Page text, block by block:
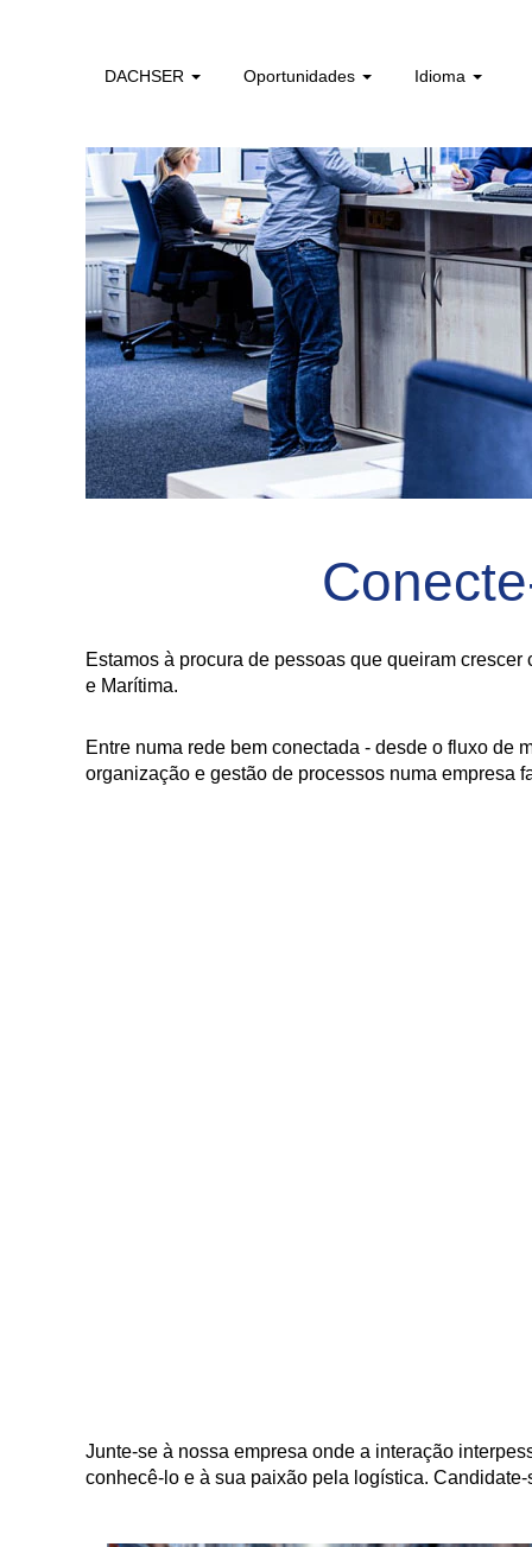
DACHSER Oportunidades Idioma
Estamos à procura de pessoas que queiram
e Marítima.
Entre numa rede bem conectada - desde o fluxo de
organização e gestão de processos numa empresa
Junte-se à nossa empresa onde a interação
conhecê-lo e à sua paixão pela logística.